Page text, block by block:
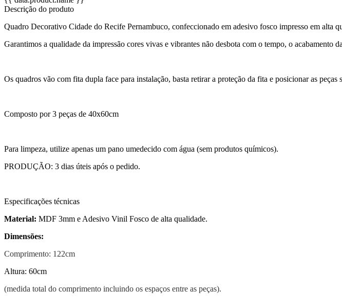
Descrição do produto
Quadro Decorativo Cidade do Recife Pernambuco, confeccionado em adesivo fosco impresso em alta
Garantimos a qualidade da impressão cores vivas e vibrantes não desbota com o tempo, o
Os quadros vão com fita dupla face para instalação, basta retirar a proteção da fita e posicionar as
Composto por 3 peças de 40x60cm
Para limpeza, utilize apenas um pano umedecido com água (sem produtos químicos).
PRODUÇÃO: 3 dias úteis após o pedido.
Especificações técnicas
Material: MDF 3mm e Adesivo Vinil Fosco de alta qualidade.
Dimensões:
Comprimento: 122cm
Altura: 60cm
(medida total do comprimento incluindo os espaços entre as peças).